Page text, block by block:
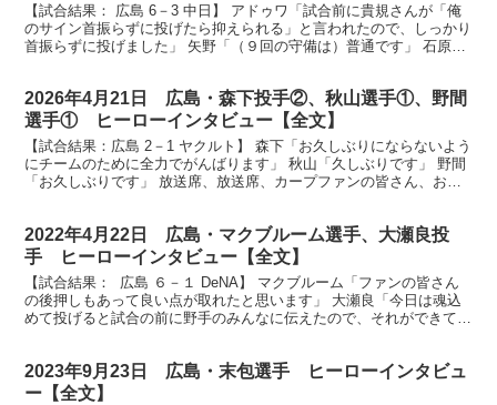
【試合結果： 広島 6－3 中日】 アドゥワ「試合前に貴規さんが「俺
のサイン首振らずに投げたら抑えられる」と言われたので、しっかり
首振らずに投げました」 矢野「（９回の守備は）普通です」 石原
2026年4月21日 広島・森下投手②、秋山選手①、野間
選手① ヒーローインタビュー【全文】
【試合結果：広島 2－1 ヤクルト】 森下「お久しぶりにならないよう
にチームのために全力でがんばります」 秋山「久しぶりです」 野間
「お久しぶりです」 放送席、放送席、カープファンの皆さん、お待
2022年4月22日 広島・マクブルーム選手、大瀬良投
手 ヒーローインタビュー【全文】
【試合結果： 広島 ６－１ DeNA】 マクブルーム「ファンの皆さん
の後押しもあって良い点が取れたと思います」 大瀬良「今日は魂込
めて投げると試合の前に野手のみんなに伝えたので、それができてよ
2023年9月23日 広島・末包選手 ヒーローインタビュ
ー【全文】